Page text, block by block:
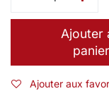
Ajouter
panier
Ajouter aux